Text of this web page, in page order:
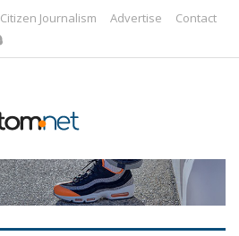
Citizen Journalism Advertise Contact